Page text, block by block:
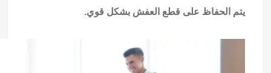
يتم الحفاظ على قطع العفش بشكل قوي.